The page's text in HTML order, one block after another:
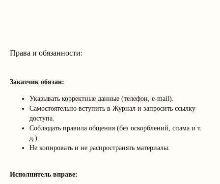
Права и обязанности:
Заказчик обязан:
Указывать корректные данные (телефон, e-mail).
Самостоятельно вступить в Журнал и запросить ссылку
доступа.
Соблюдать правила общения (без оскорблений, спама и т.
д.).
Не копировать и не распространять материалы.
Исполнитель вправе: